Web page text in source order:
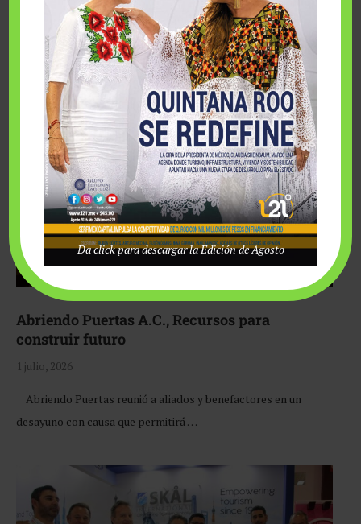
Fairmont Mayakoba y Make-A-Wish México unieron
esfuerzos para hacer realidad el deseo de una …
Abriendo Puertas A.C., Recursos para
construir futuro
1 julio, 2026
Abriendo Puertas reunió a aliados y benefactores en un
desayuno con causa que permitirá …
Da click para descargar la Edición de Agosto